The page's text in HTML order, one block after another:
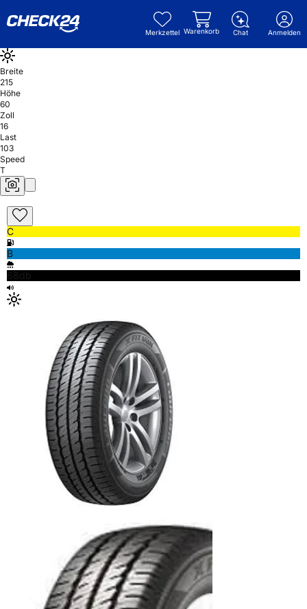
Merkzettel Warenkorb Chat Anmelden
Breite
215
Höhe
60
Zoll
16
Last
103
Speed
T
C
B
68db